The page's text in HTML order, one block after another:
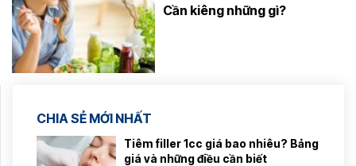
Cần kiêng những gì?
CHIA SẺ MỚI NHẤT
Tiêm filler 1cc giá bao nhiêu? Bảng
giá và những điều cần biết